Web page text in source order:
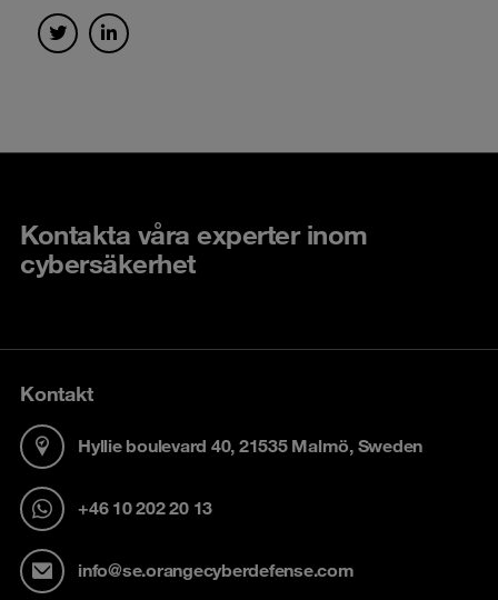
Kontakta våra experter inom
cybersäkerhet
Kontakt
Hyllie boulevard 40, 21535 Malmö, Sweden
+46 10 202 20 13
info@se.orangecyberdefense.com